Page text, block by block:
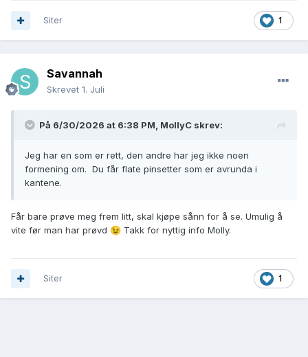
1
Siter
Savannah
Skrevet 1. Juli
På 6/30/2026 at 6:38 PM, MollyC skrev:
Jeg har en som er rett, den andre har jeg ikke noen
formening om. Du får flate pinsetter som er avrunda i
kantene.
Får bare prøve meg frem litt, skal kjøpe sånn for å se. Umulig å
vite før man har prøvd 😉 Takk for nyttig info Molly.
1
Siter